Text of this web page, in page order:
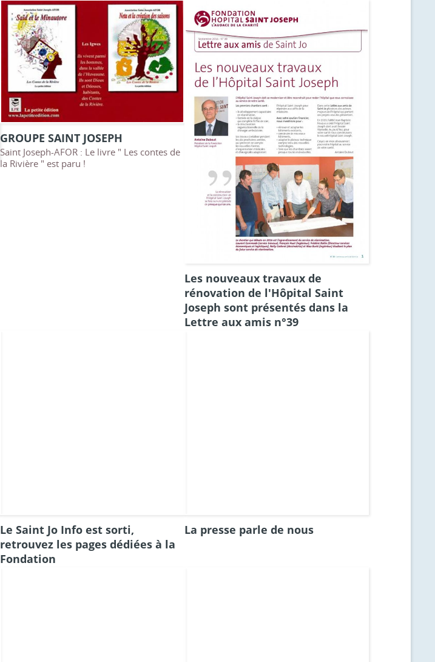
GROUPE SAINT JOSEPH
Saint Joseph-AFOR : Le livre " Les contes de
la Rivière " est paru !
Les nouveaux travaux de
rénovation de l'Hôpital Saint
Joseph sont présentés dans la
Lettre aux amis n°39
Le Saint Jo Info est sorti,
retrouvez les pages dédiées à la
Fondation
La presse parle de nous